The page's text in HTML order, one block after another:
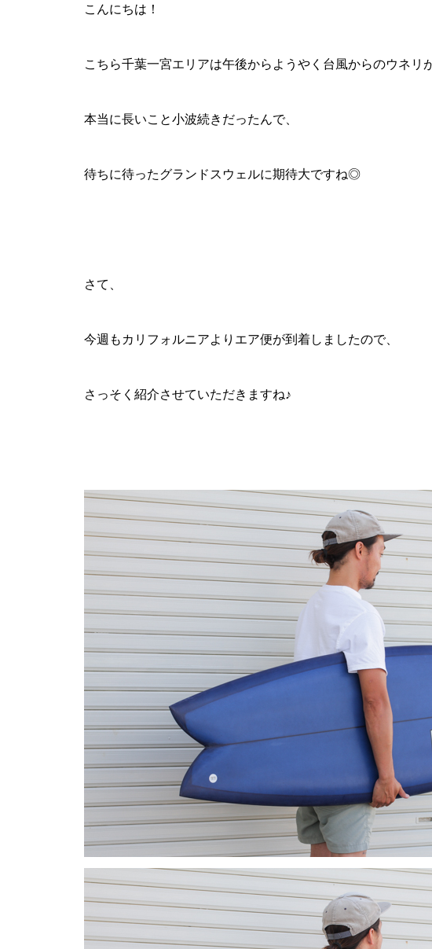
こんにちは！
こちら千葉一宮エリアは午後からようやく台風からのウネリ
本当に長いこと小波続きだったんで、
待ちに待ったグランドスウェルに期待大ですね◎
さて、
今週もカリフォルニアよりエア便が到着しましたので、
さっそく紹介させていただきますね♪